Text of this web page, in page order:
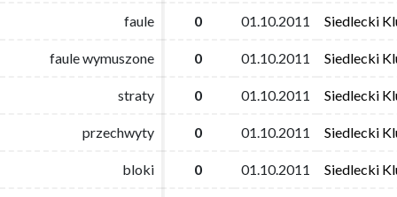
faule 0 01.10.2011 Siedlecki
faule wymuszone 0 01.10.2011 Siedlecki
straty 0 01.10.2011 Siedlecki
przechwyty 0 01.10.2011 Siedlecki
bloki 0 01.10.2011 Siedlecki
faule 0 01.10.2011 Siedlecki
faule wymuszone 0 01.10.2011 Siedlecki
straty 0 01.10.2011 Siedlecki
przechwyty 0 01.10.2011 Siedlecki
bloki 0 01.10.2011 Siedlecki